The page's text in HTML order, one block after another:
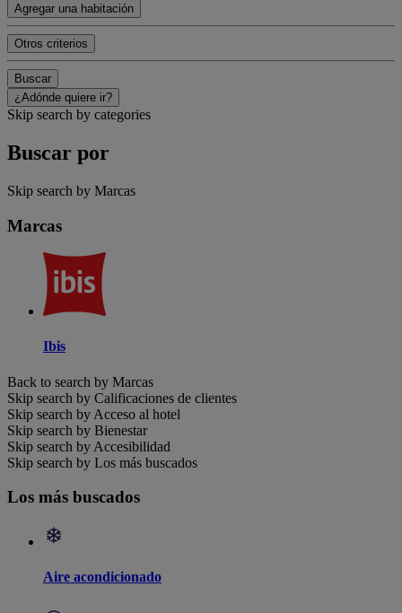
Agregar una habitación
Otros criterios
Buscar
¿Adónde quiere ir?
Skip search by categories
Buscar por
Skip search by Marcas
Marcas
Ibis
Back to search by Marcas
Skip search by Calificaciones de clientes
Skip search by Acceso al hotel
Skip search by Bienestar
Skip search by Accesibilidad
Skip search by Los más buscados
Los más buscados
Aire acondicionado